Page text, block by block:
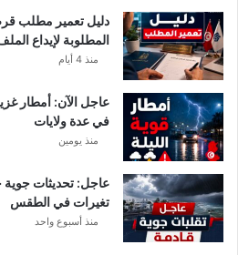
أ
ب
ط
ا
ل
إ
ف
ر
ي
ي
ا
دليل تعمير مطلب
المطلوبة لإيداع
منذ 4 أيام
عاجل الآن: أمطار
في عدة ولايات
منذ يومين
عاجل: تحديثات
تغيرات في الطقس
منذ أسبوع واحد